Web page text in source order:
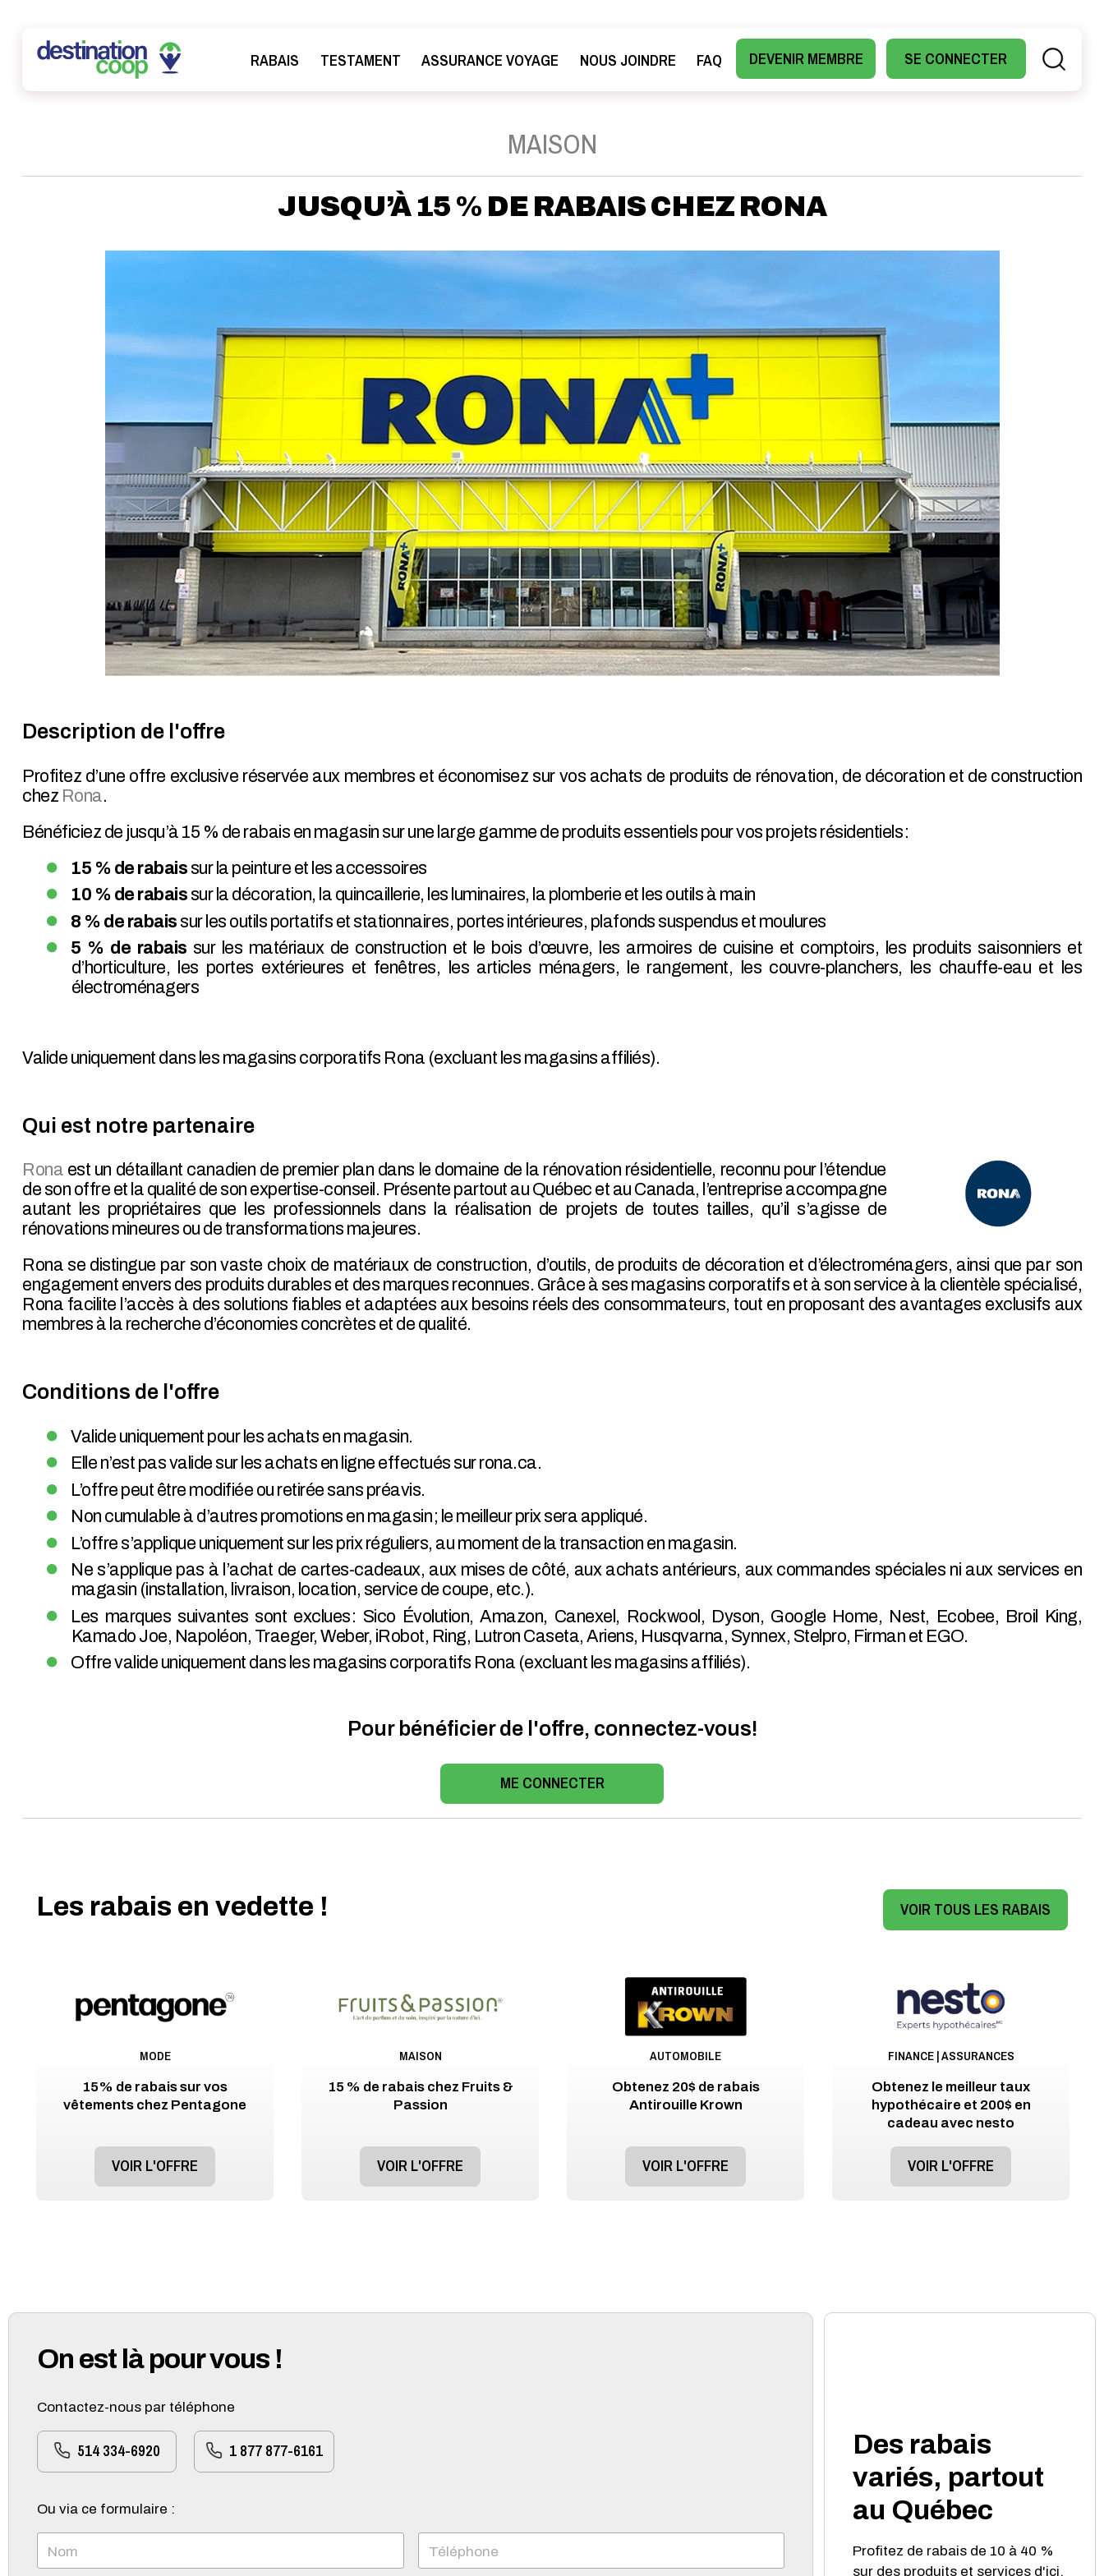
RABAIS TESTAMENT ASSURANCE VOYAGE NOUS JOINDRE FAQ DEVENIR MEMBRE SE CONNECTER
MAISON
JUSQU’À 15 % DE RABAIS CHEZ RONA
Description de l'offre
Profitez d’une offre exclusive réservée aux membres et économisez sur vos achats de produits de rénovation, de décoration et de construction
chez Rona .
Bénéficiez de jusqu’à 15 % de rabais en magasin sur une large gamme de produits essentiels pour vos projets résidentiels :
15 % de rabais sur la peinture et les accessoires
10 % de rabais sur la décoration, la quincaillerie, les luminaires, la plomberie et les outils à main
8 % de rabais sur les outils portatifs et stationnaires, portes intérieures, plafonds suspendus et moulures
5 % de rabais sur les matériaux de construction et le bois d’œuvre, les armoires de cuisine et comptoirs, les produits saisonniers et
d’horticulture, les portes extérieures et fenêtres, les articles ménagers, le rangement, les couvre-planchers, les chauffe-eau et les
électroménagers
Valide uniquement dans les magasins corporatifs Rona (excluant les magasins affiliés).
Qui est notre partenaire
Rona est un détaillant canadien de premier plan dans le domaine de la rénovation résidentielle, reconnu pour l’étendue
de son offre et la qualité de son expertise-conseil. Présente partout au Québec et au Canada, l’entreprise accompagne
autant les propriétaires que les professionnels dans la réalisation de projets de toutes tailles, qu’il s’agisse de
rénovations mineures ou de transformations majeures.
Rona se distingue par son vaste choix de matériaux de construction, d’outils, de produits de décoration et d’électroménagers, ainsi que par son
engagement envers des produits durables et des marques reconnues. Grâce à ses magasins corporatifs et à son service à la clientèle spécialisé,
Rona facilite l’accès à des solutions fiables et adaptées aux besoins réels des consommateurs, tout en proposant des avantages exclusifs aux
membres à la recherche d’économies concrètes et de qualité.
Conditions de l'offre
Valide uniquement pour les achats en magasin.
Elle n’est pas valide sur les achats en ligne effectués sur rona.ca.
L’offre peut être modifiée ou retirée sans préavis.
Non cumulable à d’autres promotions en magasin ; le meilleur prix sera appliqué.
L’offre s’applique uniquement sur les prix réguliers, au moment de la transaction en magasin.
Ne s’applique pas à l’achat de cartes-cadeaux, aux mises de côté, aux achats antérieurs, aux commandes spéciales ni aux services en
magasin (installation, livraison, location, service de coupe, etc.).
Les marques suivantes sont exclues : Sico Évolution, Amazon, Canexel, Rockwool, Dyson, Google Home, Nest, Ecobee, Broil King,
Kamado Joe, Napoléon, Traeger, Weber, iRobot, Ring, Lutron Caseta, Ariens, Husqvarna, Synnex, Stelpro, Firman et EGO.
Offre valide uniquement dans les magasins corporatifs Rona (excluant les magasins affiliés).
Pour bénéficier de l'offre, connectez-vous!
ME CONNECTER
Les rabais en vedette ! VOIR TOUS LES RABAIS
MODE
15% de rabais sur vos
vêtements chez Pentagone
VOIR L'OFFRE
MAISON
15 % de rabais chez Fruits &
Passion
VOIR L'OFFRE
AUTOMOBILE
Obtenez 20$ de rabais
Antirouille Krown
VOIR L'OFFRE
FINANCE | ASSURANCES
Obtenez le meilleur taux
hypothécaire et 200$ en
cadeau avec nesto
VOIR L'OFFRE
On est là pour vous !
Contactez-nous par téléphone
514 334-6920 1 877 877-6161
Ou via ce formulaire :
Nom Téléphone
Des rabais
variés, partout
au Québec
Profitez de rabais de 10 à 40 %
sur des produits et services d'ici.